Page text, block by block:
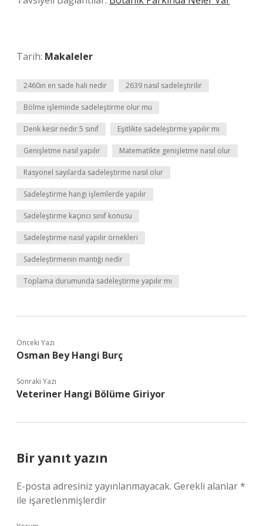
Tarih: Makaleler
2460ın en sade hali nedir 2639 nasıl sadeleştirilir
Bölme işleminde sadeleştirme olur mu
Denk kesir nedir 5 sınıf Eşitlikte sadeleştirme yapılır mı
Genişletme nasıl yapılır Matematikte genişletme nasıl olur
Rasyonel sayılarda sadeleştirme nasıl olur
Sadeleştirme hangi işlemlerde yapılır
Sadeleştirme kaçıncı sınıf konusu
Sadeleştirme nasıl yapılır örnekleri
Sadeleştirmenin mantığı nedir
Toplama durumunda sadeleştirme yapılır mı
Önceki Yazı
Osman Bey Hangi Burç
Sonraki Yazı
Veteriner Hangi Bölüme Giriyor
Bir yanıt yazın
E-posta adresiniz yayınlanmayacak. Gerekli alanlar*
ile işaretlenmişlerdir